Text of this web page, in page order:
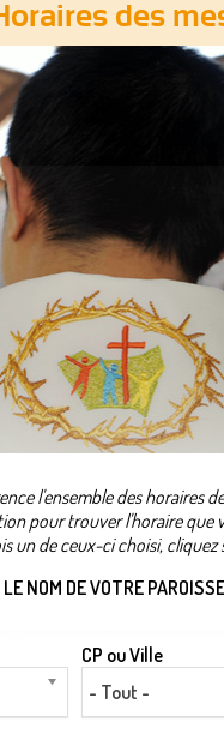
des
l'ensemble des horaires
pour trouver l'horaire que
un de ceux-ci choisi,
NOM DE VOTRE
CP ou Ville
- Tout -